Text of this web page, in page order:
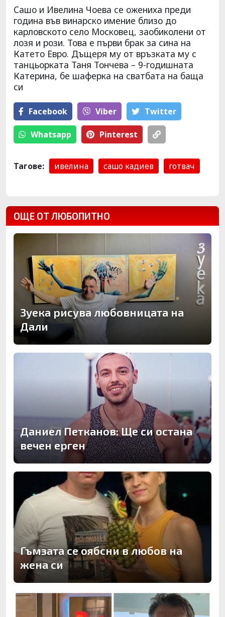
Сашо и Ивелина Чоева се ожениха преди
година във винарско имение близо до
карловското село Московец, заобиколени от
лозя и рози. Това е първи брак за сина на
Катето Евро. Дъщеря му от връзката му с
танцьорката Таня Тончева – 9-годишната
Катерина, бе шаферка на сватбата на баща
си
Facebook Viber Тwitter
Whatsapp Pinterest
Тагове: ивелина сашо кадиев готвач
ОЩЕ ОТ ЛЮБОПИТНО
Зуека рисува любовницата на
Дали
Даниел Петканов: Ще си остана
вечен ерген
Гъмзата се оябсни в любов на
жена си